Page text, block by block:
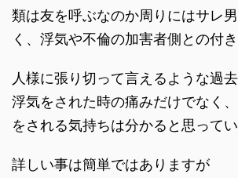
類は友を呼ぶなのか周りにはサレ
く、浮気や不倫の加害者側との付き
人様に張り切って言えるような過
浮気をされた時の痛みだけでなく
をされる気持ちは分かると思ってい
詳しい事は簡単ではありますが